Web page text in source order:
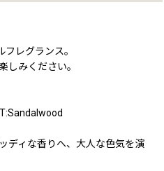
フレグランス。
しみください。
ディな香りへ、大人な色気を演